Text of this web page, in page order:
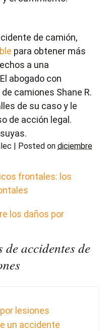
de camión,
para obtener más
a una
abogado con
camiones Shane R.
de su caso y le
de acción legal.
Posted on diciembre
frontales: los
los daños por
de accidentes de
lesiones
un accidente